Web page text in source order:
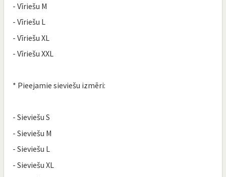
- Vīriešu M
- Vīriešu L
- Vīriešu XL
- Vīriešu XXL
* Pieejamie sieviešu izmēri:
- Sieviešu S
- Sieviešu M
- Sieviešu L
- Sieviešu XL